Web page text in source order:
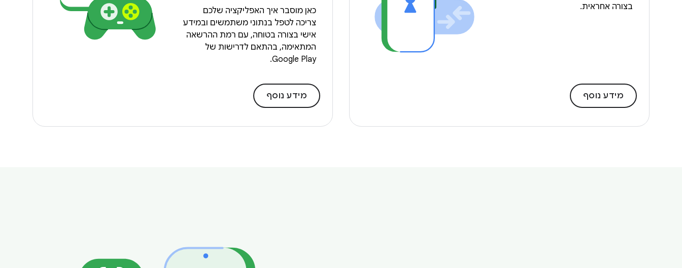
בצורה אחראית.
מידע נוסף
כאן מוסבר איך האפליקציה שלכם
צריכה לטפל בנתוני משתמשים ובמידע
אישי בצורה בטוחה, עם רמת ההרשאה
המתאימה, בהתאם לדרישות של
Google Play.
מידע נוסף